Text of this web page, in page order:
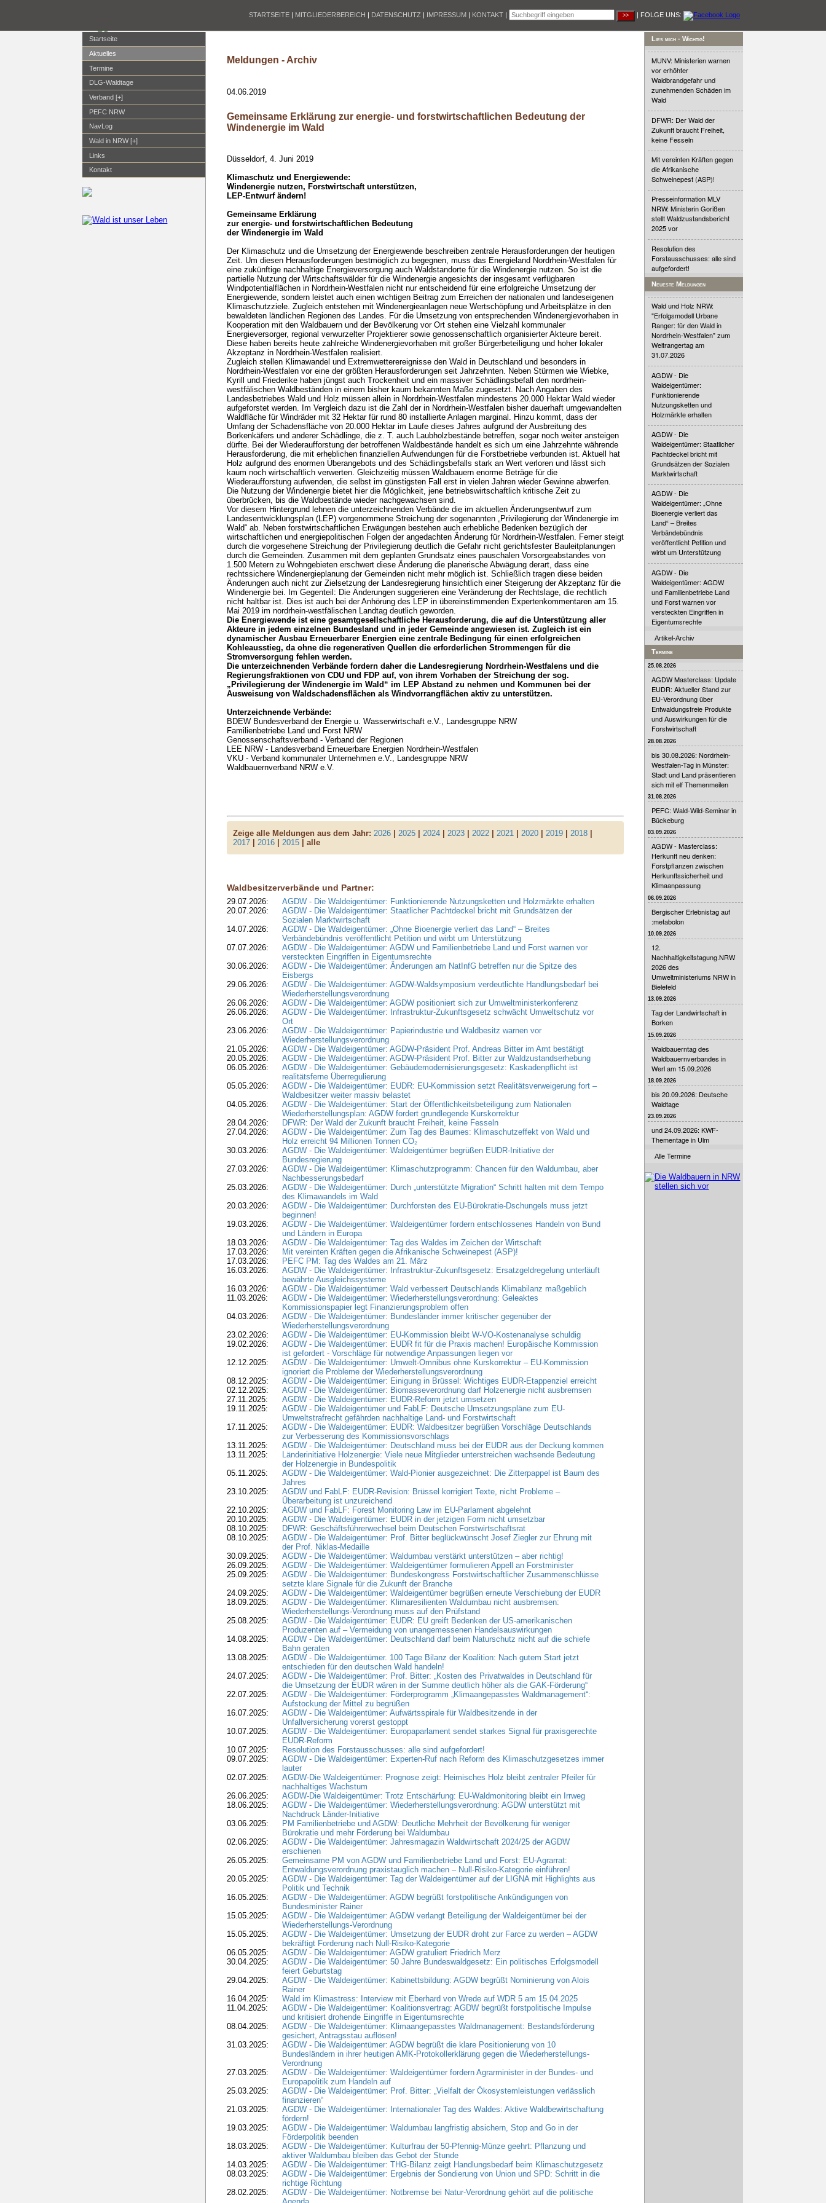
STARTSEITE | MITGLIEDERBEREICH | DATENSCHUTZ | IMPRESSUM | KONTAKT | | FOLGE UNS:
Startseite
Aktuelles
Termine
DLG-Waldtage
Verband [+]
PEFC NRW
NavLog
Wald in NRW [+]
Links
Kontakt
Meldungen - Archiv
04.06.2019
Gemeinsame Erklärung zur energie- und forstwirtschaftlichen Bedeutung der
Windenergie im Wald
Düsseldorf, 4. Juni 2019
Klimaschutz und Energiewende:
Windenergie nutzen, Forstwirtschaft unterstützen,
LEP-Entwurf ändern!
Gemeinsame Erklärung
zur energie- und forstwirtschaftlichen Bedeutung
der Windenergie im Wald
Der Klimaschutz und die Umsetzung der Energiewende beschreiben zentrale Herausforderungen der heutigen
Zeit. Um diesen Herausforderungen bestmöglich zu begegnen, muss das Energieland Nordrhein-Westfalen für
eine zukünftige nachhaltige Energieversorgung auch Waldstandorte für die Windenergie nutzen. So ist die
partielle Nutzung der Wirtschaftswälder für die Windenergie angesichts der insgesamt verfügbaren
Windpotentialflächen in Nordrhein-Westfalen nicht nur entscheidend für eine erfolgreiche Umsetzung der
Energiewende, sondern leistet auch einen wichtigen Beitrag zum Erreichen der nationalen und landeseigenen
Klimaschutzziele. Zugleich entstehen mit Windenergieanlagen neue Wertschöpfung und Arbeitsplätze in den
bewaldeten ländlichen Regionen des Landes. Für die Umsetzung von entsprechenden Windenergievorhaben in
Kooperation mit den Waldbauern und der Bevölkerung vor Ort stehen eine Vielzahl kommunaler
Energieversorger, regional verwurzelter Projektierer sowie genossenschaftlich organisierter Akteure bereit.
Diese haben bereits heute zahlreiche Windenergievorhaben mit großer Bürgerbeteiligung und hoher lokaler
Akzeptanz in Nordrhein-Westfalen realisiert.
Zugleich stellen Klimawandel und Extremwetterereignisse den Wald in Deutschland und besonders in
Nordrhein-Westfalen vor eine der größten Herausforderungen seit Jahrzehnten. Neben Stürmen wie Wiebke,
Kyrill und Friederike haben jüngst auch Trockenheit und ein massiver Schädlingsbefall den nordrhein-
westfälischen Waldbeständen in einem bisher kaum bekannten Maße zugesetzt. Nach Angaben des
Landesbetriebes Wald und Holz müssen allein in Nordrhein-Westfalen mindestens 20.000 Hektar Wald wieder
aufgeforstet werden. Im Vergleich dazu ist die Zahl der in Nordrhein-Westfalen bisher dauerhaft umgewandelten
Waldfläche für Windräder mit 32 Hektar für rund 80 installierte Anlagen marginal. Hinzu kommt, dass der
Umfang der Schadensfläche von 20.000 Hektar im Laufe dieses Jahres aufgrund der Ausbreitung des
Borkenkäfers und anderer Schädlinge, die z. T. auch Laubholzbestände betreffen, sogar noch weiter ansteigen
dürfte. Bei der Wiederaufforstung der betroffenen Waldbestände handelt es sich um eine Jahrzehnte währende
Herausforderung, die mit erheblichen finanziellen Aufwendungen für die Forstbetriebe verbunden ist. Aktuell hat
Holz aufgrund des enormen Überangebots und des Schädlingsbefalls stark an Wert verloren und lässt sich
kaum noch wirtschaftlich verwerten. Gleichzeitig müssen Waldbauern enorme Beträge für die
Wiederaufforstung aufwenden, die selbst im günstigsten Fall erst in vielen Jahren wieder Gewinne abwerfen.
Die Nutzung der Windenergie bietet hier die Möglichkeit, jene betriebswirtschaftlich kritische Zeit zu
überbrücken, bis die Waldbestände wieder nachgewachsen sind.
Vor diesem Hintergrund lehnen die unterzeichnenden Verbände die im aktuellen Änderungsentwurf zum
Landesentwicklungsplan (LEP) vorgenommene Streichung der sogenannten „Privilegierung der Windenergie im
Wald“ ab. Neben forstwirtschaftlichen Erwägungen bestehen auch erhebliche Bedenken bezüglich der
wirtschaftlichen und energiepolitischen Folgen der angedachten Änderung für Nordrhein-Westfalen. Ferner steigt
durch die vorgesehene Streichung der Privilegierung deutlich die Gefahr nicht gerichtsfester Bauleitplanungen
durch die Gemeinden. Zusammen mit dem geplanten Grundsatz eines pauschalen Vorsorgeabstandes von
1.500 Metern zu Wohngebieten erschwert diese Änderung die planerische Abwägung derart, dass eine
rechtssichere Windenergieplanung der Gemeinden nicht mehr möglich ist. Schließlich tragen diese beiden
Änderungen auch nicht zur Zielsetzung der Landesregierung hinsichtlich einer Steigerung der Akzeptanz für die
Windenergie bei. Im Gegenteil: Die Änderungen suggerieren eine Veränderung der Rechtslage, die rechtlich
nicht haltbar ist. Dies ist auch bei der Anhörung des LEP in übereinstimmenden Expertenkommentaren am 15.
Mai 2019 im nordrhein-westfälischen Landtag deutlich geworden.
Die Energiewende ist eine gesamtgesellschaftliche Herausforderung, die auf die Unterstützung aller
Akteure in jedem einzelnen Bundesland und in jeder Gemeinde angewiesen ist. Zugleich ist ein
dynamischer Ausbau Erneuerbarer Energien eine zentrale Bedingung für einen erfolgreichen
Kohleausstieg, da ohne die regenerativen Quellen die erforderlichen Strommengen für die
Stromversorgung fehlen werden.
Die unterzeichnenden Verbände fordern daher die Landesregierung Nordrhein-Westfalens und die
Regierungsfraktionen von CDU und FDP auf, von ihrem Vorhaben der Streichung der sog.
„Privilegierung der Windenergie im Wald“ im LEP Abstand zu nehmen und Kommunen bei der
Ausweisung von Waldschadensflächen als Windvorrangflächen aktiv zu unterstützen.
Unterzeichnende Verbände:
BDEW Bundesverband der Energie u. Wasserwirtschaft e.V., Landesgruppe NRW
Familienbetriebe Land und Forst NRW
Genossenschaftsverband - Verband der Regionen
LEE NRW - Landesverband Erneuerbare Energien Nordrhein-Westfalen
VKU - Verband kommunaler Unternehmen e.V., Landesgruppe NRW
Waldbauernverband NRW e.V.
Zeige alle Meldungen aus dem Jahr: 2026| 2025| 2024| 2023| 2022| 2021| 2020| 2019| 2018|
2017| 2016| 2015| alle
Waldbesitzerverbände und Partner:
29.07.2026:
AGDW - Die Waldeigentümer: Funktionierende Nutzungsketten und Holzmärkte erhalten
20.07.2026:
AGDW - Die Waldeigentümer: Staatlicher Pachtdeckel bricht mit Grundsätzen der
Sozialen Marktwirtschaft
14.07.2026:
AGDW - Die Waldeigentümer: „Ohne Bioenergie verliert das Land“ – Breites
Verbändebündnis veröffentlicht Petition und wirbt um Unterstützung
07.07.2026:
AGDW - Die Waldeigentümer: AGDW und Familienbetriebe Land und Forst warnen vor
versteckten Eingriffen in Eigentumsrechte
30.06.2026:
AGDW - Die Waldeigentümer: Änderungen am NatInfG betreffen nur die Spitze des
Eisbergs
29.06.2026:
AGDW - Die Waldeigentümer: AGDW-Waldsymposium verdeutlichte Handlungsbedarf bei
Wiederherstellungsverordnung
26.06.2026:
AGDW - Die Waldeigentümer: AGDW positioniert sich zur Umweltministerkonferenz
26.06.2026:
AGDW - Die Waldeigentümer: Infrastruktur-Zukunftsgesetz schwächt Umweltschutz vor
Ort
23.06.2026:
AGDW - Die Waldeigentümer: Papierindustrie und Waldbesitz warnen vor
Wiederherstellungsverordnung
21.05.2026:
AGDW - Die Waldeigentümer: AGDW-Präsident Prof. Andreas Bitter im Amt bestätigt
20.05.2026:
AGDW - Die Waldeigentümer: AGDW-Präsident Prof. Bitter zur Waldzustandserhebung
06.05.2026:
AGDW - Die Waldeigentümer: Gebäudemodernisierungsgesetz: Kaskadenpflicht ist
realitätsferne Überregulierung
05.05.2026:
AGDW - Die Waldeigentümer: EUDR: EU-Kommission setzt Realitätsverweigerung fort –
Waldbesitzer weiter massiv belastet
04.05.2026:
AGDW - Die Waldeigentümer: Start der Öffentlichkeitsbeteiligung zum Nationalen
Wiederherstellungsplan: AGDW fordert grundlegende Kurskorrektur
28.04.2026:
DFWR: Der Wald der Zukunft braucht Freiheit, keine Fesseln
27.04.2026:
AGDW - Die Waldeigentümer: Zum Tag des Baumes: Klimaschutzeffekt von Wald und
Holz erreicht 94 Millionen Tonnen CO₂
30.03.2026:
AGDW - Die Waldeigentümer: Waldeigentümer begrüßen EUDR-Initiative der
Bundesregierung
27.03.2026:
AGDW - Die Waldeigentümer: Klimaschutzprogramm: Chancen für den Waldumbau, aber
Nachbesserungsbedarf
25.03.2026:
AGDW - Die Waldeigentümer: Durch „unterstützte Migration“ Schritt halten mit dem Tempo
des Klimawandels im Wald
20.03.2026:
AGDW - Die Waldeigentümer: Durchforsten des EU-Bürokratie-Dschungels muss jetzt
beginnen!
19.03.2026:
AGDW - Die Waldeigentümer: Waldeigentümer fordern entschlossenes Handeln von Bund
und Ländern in Europa
18.03.2026:
AGDW - Die Waldeigentümer: Tag des Waldes im Zeichen der Wirtschaft
17.03.2026:
Mit vereinten Kräften gegen die Afrikanische Schweinepest (ASP)!
17.03.2026:
PEFC PM: Tag des Waldes am 21. März
16.03.2026:
AGDW - Die Waldeigentümer: Infrastruktur-Zukunftsgesetz: Ersatzgeldregelung unterläuft
bewährte Ausgleichssysteme
16.03.2026:
AGDW - Die Waldeigentümer: Wald verbessert Deutschlands Klimabilanz maßgeblich
11.03.2026:
AGDW - Die Waldeigentümer: Wiederherstellungsverordnung: Geleaktes
Kommissionspapier legt Finanzierungsproblem offen
04.03.2026:
AGDW - Die Waldeigentümer: Bundesländer immer kritischer gegenüber der
Wiederherstellungsverordnung
23.02.2026:
AGDW - Die Waldeigentümer: EU-Kommission bleibt W-VO-Kostenanalyse schuldig
19.02.2026:
AGDW - Die Waldeigentümer: EUDR fit für die Praxis machen! Europäische Kommission
ist gefordert - Vorschläge für notwendige Anpassungen liegen vor
12.12.2025:
AGDW - Die Waldeigentümer: Umwelt-Omnibus ohne Kurskorrektur – EU-Kommission
ignoriert die Probleme der Wiederherstellungsverordnung
08.12.2025:
AGDW - Die Waldeigentümer: Einigung in Brüssel: Wichtiges EUDR-Etappenziel erreicht
02.12.2025:
AGDW - Die Waldeigentümer: Biomasseverordnung darf Holzenergie nicht ausbremsen
27.11.2025:
AGDW - Die Waldeigentümer: EUDR-Reform jetzt umsetzen
19.11.2025:
AGDW - Die Waldeigentümer und FabLF: Deutsche Umsetzungspläne zum EU-
Umweltstrafrecht gefährden nachhaltige Land- und Forstwirtschaft
17.11.2025:
AGDW - Die Waldeigentümer: EUDR: Waldbesitzer begrüßen Vorschläge Deutschlands
zur Verbesserung des Kommissionsvorschlags
13.11.2025:
AGDW - Die Waldeigentümer: Deutschland muss bei der EUDR aus der Deckung kommen
13.11.2025:
Länderinitiative Holzenergie: Viele neue Mitglieder unterstreichen wachsende Bedeutung
der Holzenergie in Bundespolitik
05.11.2025:
AGDW - Die Waldeigentümer: Wald-Pionier ausgezeichnet: Die Zitterpappel ist Baum des
Jahres
23.10.2025:
AGDW und FabLF: EUDR-Revision: Brüssel korrigiert Texte, nicht Probleme –
Überarbeitung ist unzureichend
22.10.2025:
AGDW und FabLF: Forest Monitoring Law im EU-Parlament abgelehnt
20.10.2025:
AGDW - Die Waldeigentümer: EUDR in der jetzigen Form nicht umsetzbar
08.10.2025:
DFWR: Geschäftsführerwechsel beim Deutschen Forstwirtschaftsrat
08.10.2025:
AGDW - Die Waldeigentümer: Prof. Bitter beglückwünscht Josef Ziegler zur Ehrung mit
der Prof. Niklas-Medaille
30.09.2025:
AGDW - Die Waldeigentümer: Waldumbau verstärkt unterstützen – aber richtig!
26.09.2025:
AGDW - Die Waldeigentümer: Waldeigentümer formulieren Appell an Forstminister
25.09.2025:
AGDW - Die Waldeigentümer: Bundeskongress Forstwirtschaftlicher Zusammenschlüsse
setzte klare Signale für die Zukunft der Branche
24.09.2025:
AGDW - Die Waldeigentümer: Waldeigentümer begrüßen erneute Verschiebung der EUDR
18.09.2025:
AGDW - Die Waldeigentümer: Klimaresilienten Waldumbau nicht ausbremsen:
Wiederherstellungs-Verordnung muss auf den Prüfstand
25.08.2025:
AGDW - Die Waldeigentümer: EUDR: EU greift Bedenken der US-amerikanischen
Produzenten auf – Vermeidung von unangemessenen Handelsauswirkungen
14.08.2025:
AGDW - Die Waldeigentümer: Deutschland darf beim Naturschutz nicht auf die schiefe
Bahn geraten
13.08.2025:
AGDW - Die Waldeigentümer. 100 Tage Bilanz der Koalition: Nach gutem Start jetzt
entschieden für den deutschen Wald handeln!
24.07.2025:
AGDW - Die Waldeigentümer: Prof. Bitter: „Kosten des Privatwaldes in Deutschland für
die Umsetzung der EUDR wären in der Summe deutlich höher als die GAK-Förderung“
22.07.2025:
AGDW - Die Waldeigentümer: Förderprogramm „Klimaangepasstes Waldmanagement“:
Aufstockung der Mittel zu begrüßen
16.07.2025:
AGDW - Die Waldeigentümer: Aufwärtsspirale für Waldbesitzende in der
Unfallversicherung vorerst gestoppt
10.07.2025:
AGDW - Die Waldeigentümer: Europaparlament sendet starkes Signal für praxisgerechte
EUDR-Reform
10.07.2025:
Resolution des Forstausschusses: alle sind aufgefordert!
09.07.2025:
AGDW - Die Waldeigentümer: Experten-Ruf nach Reform des Klimaschutzgesetzes immer
lauter
02.07.2025:
AGDW-Die Waldeigentümer: Prognose zeigt: Heimisches Holz bleibt zentraler Pfeiler für
nachhaltiges Wachstum
26.06.2025:
AGDW-Die Waldeigentümer: Trotz Entschärfung: EU-Waldmonitoring bleibt ein Irrweg
18.06.2025:
AGDW - Die Waldeigentümer: Wiederherstellungsverordnung: AGDW unterstützt mit
Nachdruck Länder-Initiative
03.06.2025:
PM Familienbetriebe und AGDW: Deutliche Mehrheit der Bevölkerung für weniger
Bürokratie und mehr Förderung bei Waldumbau
02.06.2025:
AGDW - Die Waldeigentümer: Jahresmagazin Waldwirtschaft 2024/25 der AGDW
erschienen
26.05.2025:
Gemeinsame PM von AGDW und Familienbetriebe Land und Forst: EU-Agrarrat:
Entwaldungsverordnung praxistauglich machen – Null-Risiko-Kategorie einführen!
20.05.2025:
AGDW - Die Waldeigentümer: Tag der Waldeigentümer auf der LIGNA mit Highlights aus
Politik und Technik
16.05.2025:
AGDW - Die Waldeigentümer: AGDW begrüßt forstpolitische Ankündigungen von
Bundesminister Rainer
15.05.2025:
AGDW - Die Waldeigentümer: AGDW verlangt Beteiligung der Waldeigentümer bei der
Wiederherstellungs-Verordnung
15.05.2025:
AGDW - Die Waldeigentümer: Umsetzung der EUDR droht zur Farce zu werden – AGDW
bekräftigt Forderung nach Null-Risiko-Kategorie
06.05.2025:
AGDW - Die Waldeigentümer: AGDW gratuliert Friedrich Merz
30.04.2025:
AGDW - Die Waldeigentümer: 50 Jahre Bundeswaldgesetz: Ein politisches Erfolgsmodell
feiert Geburtstag
29.04.2025:
AGDW - Die Waldeigentümer: Kabinettsbildung: AGDW begrüßt Nominierung von Alois
Rainer
16.04.2025:
Wald im Klimastress: Interview mit Eberhard von Wrede auf WDR 5 am 15.04.2025
11.04.2025:
AGDW - Die Waldeigentümer: Koalitionsvertrag: AGDW begrüßt forstpolitische Impulse
und kritisiert drohende Eingriffe in Eigentumsrechte
08.04.2025:
AGDW - Die Waldeigentümer: Klimaangepasstes Waldmanagement: Bestandsförderung
gesichert, Antragsstau auflösen!
31.03.2025:
AGDW - Die Waldeigentümer: AGDW begrüßt die klare Positionierung von 10
Bundesländern in ihrer heutigen AMK-Protokollerklärung gegen die Wiederherstellungs-
Verordnung
27.03.2025:
AGDW - Die Waldeigentümer: Waldeigentümer fordern Agrarminister in der Bundes- und
Europapolitik zum Handeln auf
25.03.2025:
AGDW - Die Waldeigentümer: Prof. Bitter: „Vielfalt der Ökosystemleistungen verlässlich
finanzieren“
21.03.2025:
AGDW - Die Waldeigentümer: Internationaler Tag des Waldes: Aktive Waldbewirtschaftung
fördern!
19.03.2025:
AGDW - Die Waldeigentümer: Waldumbau langfristig absichern, Stop and Go in der
Förderpolitik beenden
18.03.2025:
AGDW - Die Waldeigentümer: Kulturfrau der 50-Pfennig-Münze geehrt: Pflanzung und
aktiver Waldumbau bleiben das Gebot der Stunde
14.03.2025:
AGDW - Die Waldeigentümer: THG-Bilanz zeigt Handlungsbedarf beim Klimaschutzgesetz
08.03.2025:
AGDW - Die Waldeigentümer: Ergebnis der Sondierung von Union und SPD: Schritt in die
richtige Richtung
28.02.2025:
AGDW - Die Waldeigentümer: Notbremse bei Natur-Verordnung gehört auf die politische
Lies mich - Wichtig!
MUNV: Ministerien warnen
vor erhöhter
Waldbrandgefahr und
zunehmenden Schäden im
Wald
DFWR: Der Wald der
Zukunft braucht Freiheit,
keine Fesseln
Mit vereinten Kräften gegen
die Afrikanische
Schweinepest (ASP)!
Presseinformation MLV
NRW: Ministerin Gorißen
stellt Waldzustandsbericht
2025 vor
Resolution des
Forstausschusses: alle sind
aufgefordert!
Neueste Meldungen
Wald und Holz NRW:
"Erfolgsmodell Urbane
Ranger: für den Wald in
Nordrhein-Westfalen" zum
Weltrangertag am
31.07.2026
AGDW - Die
Waldeigentümer:
Funktionierende
Nutzungsketten und
Holzmärkte erhalten
AGDW - Die
Waldeigentümer: Staatlicher
Pachtdeckel bricht mit
Grundsätzen der Sozialen
Marktwirtschaft
AGDW - Die
Waldeigentümer: „Ohne
Bioenergie verliert das
Land“ – Breites
Verbändebündnis
veröffentlicht Petition und
wirbt um Unterstützung
AGDW - Die
Waldeigentümer: AGDW
und Familienbetriebe Land
und Forst warnen vor
versteckten Eingriffen in
Eigentumsrechte
Artikel-Archiv
Termine
25.08.2026
AGDW Masterclass: Update
EUDR: Aktueller Stand zur
EU-Verordnung über
Entwaldungsfreie Produkte
und Auswirkungen für die
Forstwirtschaft
28.08.2026
bis 30.08.2026: Nordrhein-
Westfalen-Tag in Münster:
Stadt und Land präsentieren
sich mit elf Themenmeilen
31.08.2026
PEFC: Wald-Wild-Seminar in
Bückeburg
03.09.2026
AGDW - Masterclass:
Herkunft neu denken:
Forstpflanzen zwischen
Herkunftssicherheit und
Klimaanpassung
06.09.2026
Bergischer Erlebnistag auf
:metabolon
10.09.2026
12.
Nachhaltigkeitstagung.NRW
2026 des
Umweltministeriums NRW in
Bielefeld
13.09.2026
Tag der Landwirtschaft in
Borken
15.09.2026
Waldbauerntag des
Waldbauernverbandes in
Werl am 15.09.2026
18.09.2026
bis 20.09.2026: Deutsche
Waldtage
23.09.2026
und 24.09.2026: KWF-
Thementage in Ulm
Alle Termine